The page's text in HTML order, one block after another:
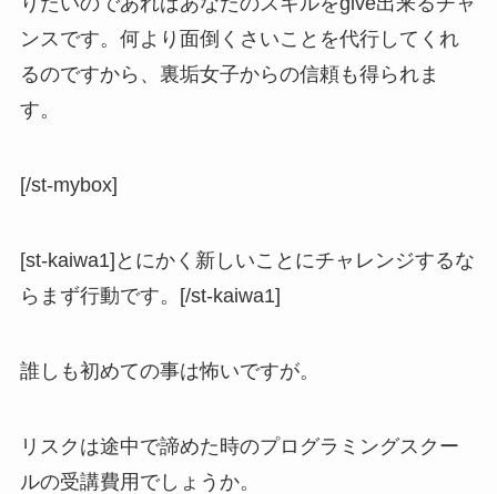
ンスです。何より面倒くさいことを代行してくれ
るのですから、裏垢女子からの信頼も得られま
す。
[/st-mybox]
[st-kaiwa1]とにかく新しいことにチャレンジするな
らまず行動です。[/st-kaiwa1]
誰しも初めての事は怖いですが。
リスクは途中で諦めた時のプログラミングスクー
ルの受講費用でしょうか。